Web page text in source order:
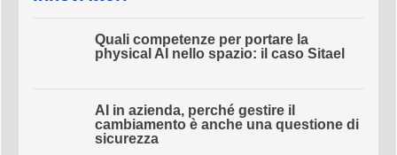
InnovAttori
AI in azienda, perché gestire il